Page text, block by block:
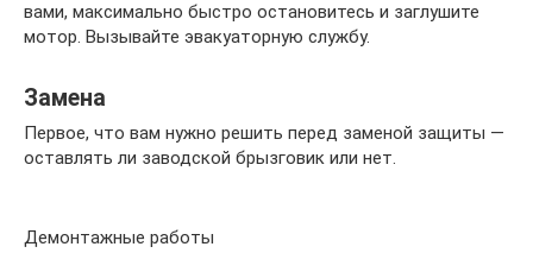
вами, максимально быстро остановитесь и заглушите
мотор. Вызывайте эвакуаторную службу.
Замена
Первое, что вам нужно решить перед заменой защиты —
оставлять ли заводской брызговик или нет.
Демонтажные работы